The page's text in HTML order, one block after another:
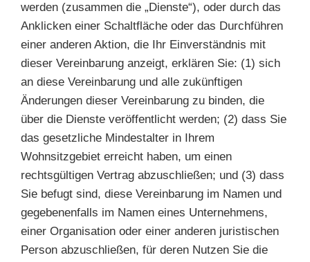
werden (zusammen die „Dienste“), oder durch das
Anklicken einer Schaltfläche oder das Durchführen
einer anderen Aktion, die Ihr Einverständnis mit
dieser Vereinbarung anzeigt, erklären Sie: (1) sich
an diese Vereinbarung und alle zukünftigen
Änderungen dieser Vereinbarung zu binden, die
über die Dienste veröffentlicht werden; (2) dass Sie
das gesetzliche Mindestalter in Ihrem
Wohnsitzgebiet erreicht haben, um einen
rechtsgültigen Vertrag abzuschließen; und (3) dass
Sie befugt sind, diese Vereinbarung im Namen und
gegebenenfalls im Namen eines Unternehmens,
einer Organisation oder einer anderen juristischen
Person abzuschließen, für deren Nutzen Sie die